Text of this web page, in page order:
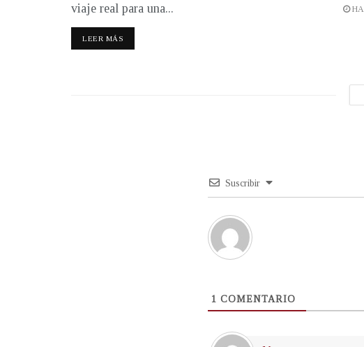
viaje real para una...
LEER MÁS
Suscribir
1 COMENTARIO